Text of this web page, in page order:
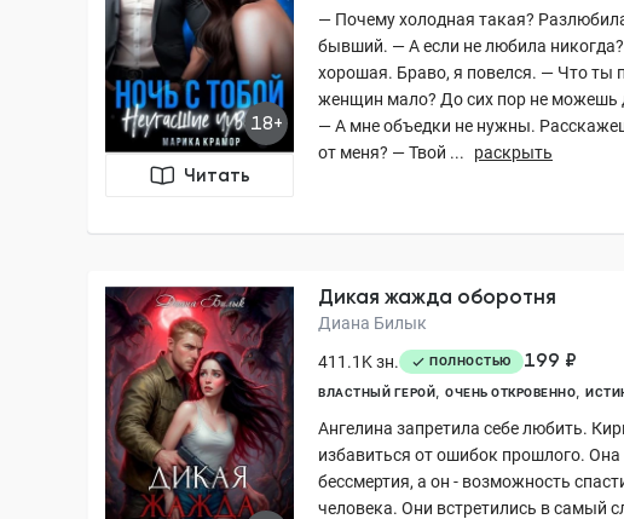
18+
Читать
— Почему холодная такая?
бывший. — А если не любила
хорошая. Браво, я повелся. — Что ты
женщин мало? До сих пор не можешь
— А мне объедки не нужны.
от меня? — Твой ...
раскрыть
Дикая жажда оборотня
Диана Билык
411.1K зн.
ПОЛНОСТЬЮ 199 ₽
ВЛАСТНЫЙ ГЕРОЙ ОЧЕНЬ ОТКРОВЕННО
Ангелина запретила себе любить.
избавиться от ошибок прошлого.
бессмертия, а он - возможность
человека. Они встретились в самый